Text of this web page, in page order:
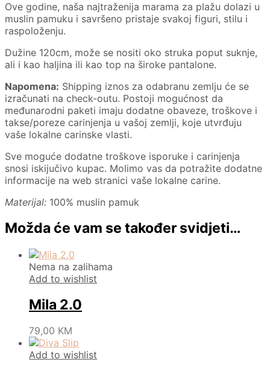
Ove godine, naša najtraženija marama za plažu dolazi u
muslin pamuku i savršeno pristaje svakoj figuri, stilu i
raspoloženju.
Dužine 120cm, može se nositi oko struka poput suknje,
ali i kao haljina ili kao top na široke pantalone.
Napomena: Shipping iznos za odabranu zemlju će se
izračunati na check-outu. Postoji mogućnost da
međunarodni paketi imaju dodatne obaveze, troškove i
takse/poreze carinjenja u vašoj zemlji, koje utvrđuju
vaše lokalne carinske vlasti.
Sve moguće dodatne troškove isporuke i carinjenja
snosi iskijučivo kupac. Molimo vas da potražite dodatne
informacije na web stranici vaše lokalne carine.
Materijal: 100% muslin pamuk
Možda će vam se također svidjeti…
Nema na zalihama
Add to wishlist
Mila 2.0
79,00 KM
product
has
Add to wishlist